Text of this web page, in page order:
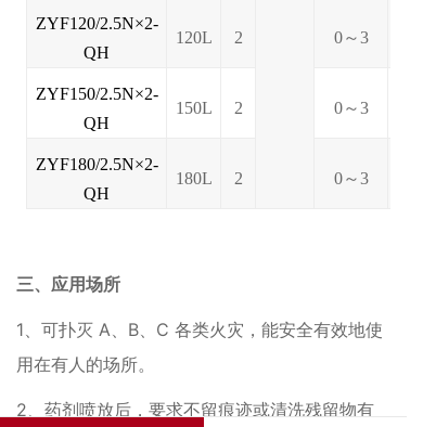
ZYF120/2.5N×2-
QH
120L 2 0～3
ZYF150/2.5N×2-
QH
150L 2 0～3
ZYF180/2.5N×2-
QH
180L 2 0～3
三、应用场所
1、可扑灭 A、B、C 各类火灾，能安全有效地使
用在有人的场所。
2、药剂喷放后，要求不留痕迹或清洗残留物有